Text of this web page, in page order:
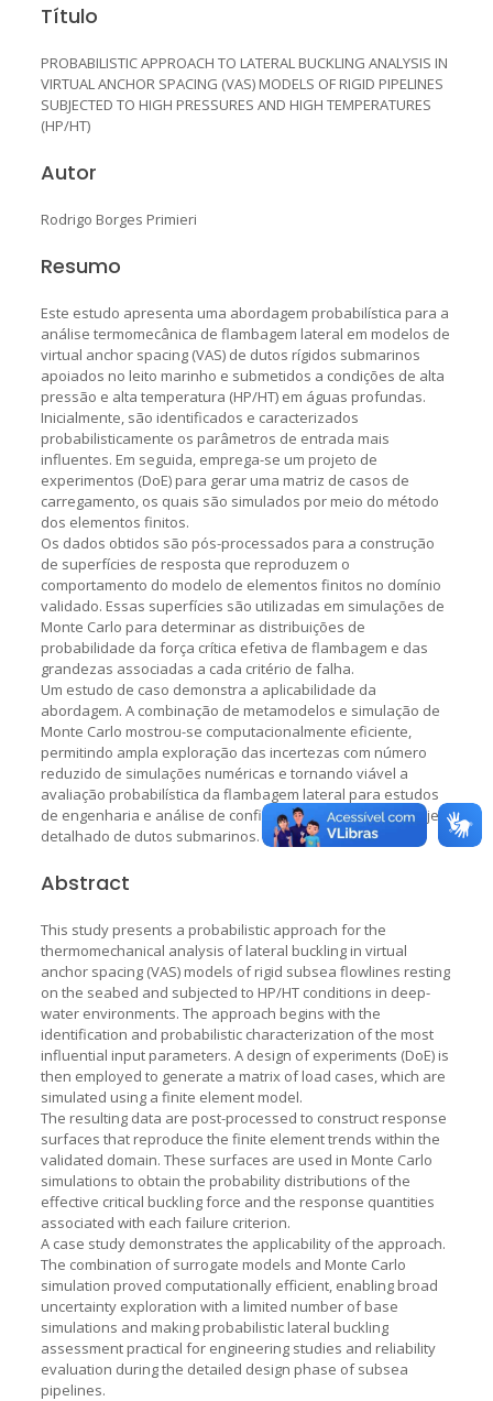
Título
PROBABILISTIC APPROACH TO LATERAL BUCKLING ANALYSIS IN
VIRTUAL ANCHOR SPACING (VAS) MODELS OF RIGID PIPELINES
SUBJECTED TO HIGH PRESSURES AND HIGH TEMPERATURES
(HP/HT)
Autor
Rodrigo Borges Primieri
Resumo
Este estudo apresenta uma abordagem probabilística para a
análise termomecânica de flambagem lateral em modelos de
virtual anchor spacing (VAS) de dutos rígidos submarinos
apoiados no leito marinho e submetidos a condições de alta
pressão e alta temperatura (HP/HT) em águas profundas.
Inicialmente, são identificados e caracterizados
probabilisticamente os parâmetros de entrada mais
influentes. Em seguida, emprega-se um projeto de
experimentos (DoE) para gerar uma matriz de casos de
carregamento, os quais são simulados por meio do método
dos elementos finitos.
Os dados obtidos são pós-processados para a construção
de superfícies de resposta que reproduzem o
comportamento do modelo de elementos finitos no domínio
validado. Essas superfícies são utilizadas em simulações de
Monte Carlo para determinar as distribuições de
probabilidade da força crítica efetiva de flambagem e das
grandezas associadas a cada critério de falha.
Um estudo de caso demonstra a aplicabilidade da
abordagem. A combinação de metamodelos e simulação de
Monte Carlo mostrou-se computacionalmente eficiente,
permitindo ampla exploração das incertezas com número
reduzido de simulações numéricas e tornando viável a
avaliação probabilística da flambagem lateral para estudos
de engenharia e análise de confiabilidade na fase de projeto
detalhado de dutos submarinos.
Abstract
This study presents a probabilistic approach for the
thermomechanical analysis of lateral buckling in virtual
anchor spacing (VAS) models of rigid subsea flowlines resting
on the seabed and subjected to HP/HT conditions in deep-
water environments. The approach begins with the
identification and probabilistic characterization of the most
influential input parameters. A design of experiments (DoE) is
then employed to generate a matrix of load cases, which are
simulated using a finite element model.
The resulting data are post-processed to construct response
surfaces that reproduce the finite element trends within the
validated domain. These surfaces are used in Monte Carlo
simulations to obtain the probability distributions of the
effective critical buckling force and the response quantities
associated with each failure criterion.
A case study demonstrates the applicability of the approach.
The combination of surrogate models and Monte Carlo
simulation proved computationally efficient, enabling broad
uncertainty exploration with a limited number of base
simulations and making probabilistic lateral buckling
assessment practical for engineering studies and reliability
evaluation during the detailed design phase of subsea
pipelines.